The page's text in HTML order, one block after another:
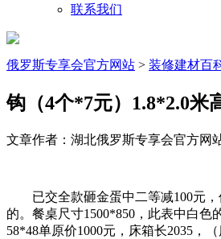
联系我们
俄罗斯专享会官方网站 > 装修建材百
钩（4个*7元）1.8*2.0米
文章作者：湖北俄罗斯专享会官方网
已交全款砸金蛋中二等减100元，
的。餐桌尺寸1500*850，此表中白色
58*48单原价1000元，床箱长2035，